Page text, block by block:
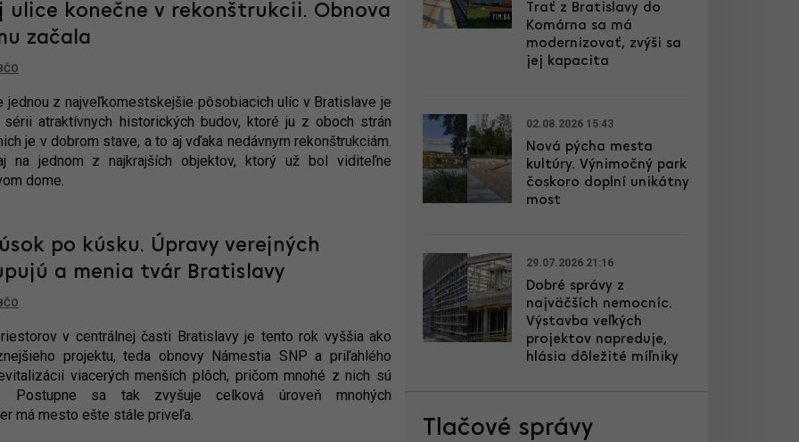
ulice konečne v rekonštrukcii. Obnova
začala
jednou z najveľkomestskejšie pôsobiacich ulíc v Bratislave je
atraktívnych historických budov, ktoré ju z oboch strán
je v dobrom stave, a to aj vďaka nedávnym rekonštrukciám.
na jednom z najkrajších objektov, ktorý už bol viditeľne
dome.
po kúsku. Úpravy verejných
a menia tvár Bratislavy
v centrálnej časti Bratislavy je tento rok vyššia ako
projektu, teda obnovy Námestia SNP a priľahlého
viacerých menších plôch, pričom mnohé z nich sú
Postupne sa tak zvyšuje celková úroveň mnohých
má mesto ešte stále priveľa.
Trať z Bratislavy do
Komárna sa má
modernizovať, zvýši sa
jej kapacita
02.08.2026 15:43
Nová pýcha mesta
kultúry. Výnimočný park
čoskoro doplní unikátny
most
29.07.2026 21:16
Dobré správy z
najväčších nemocníc.
Výstavba veľkých
projektov napreduje,
hlásia dôležité míľniky
Tlačové správy